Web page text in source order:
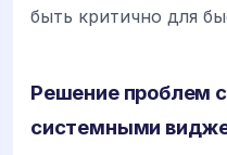
быть критично для
Решение проблем
системными